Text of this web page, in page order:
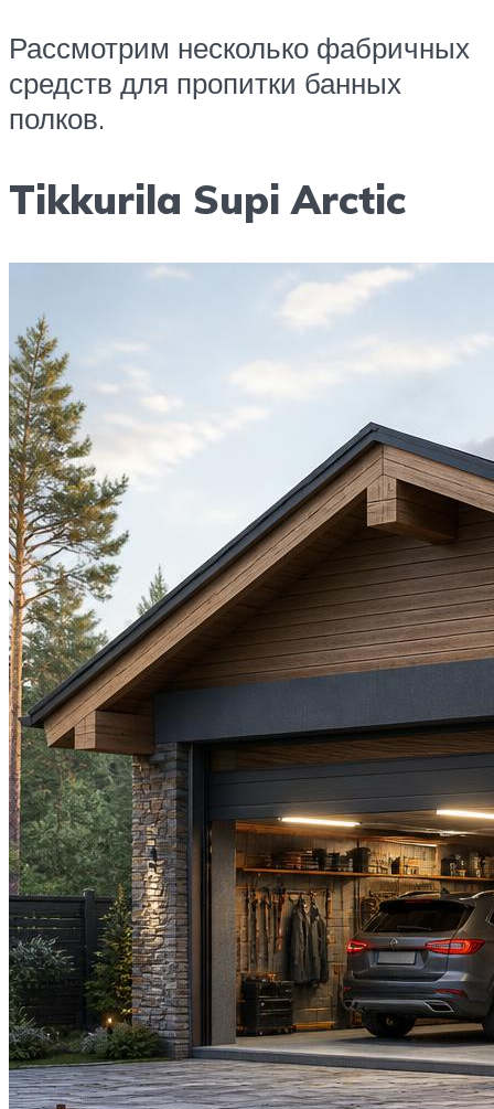
Рассмотрим несколько фабричных
средств для пропитки банных
полков.
Tikkurila Supi Arctic